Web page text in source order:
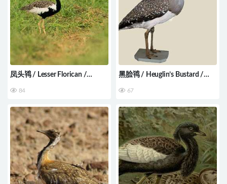
凤头鸨 / Lesser Florican /
84
黑脸鸨 / Heuglin’s Bustard /
67